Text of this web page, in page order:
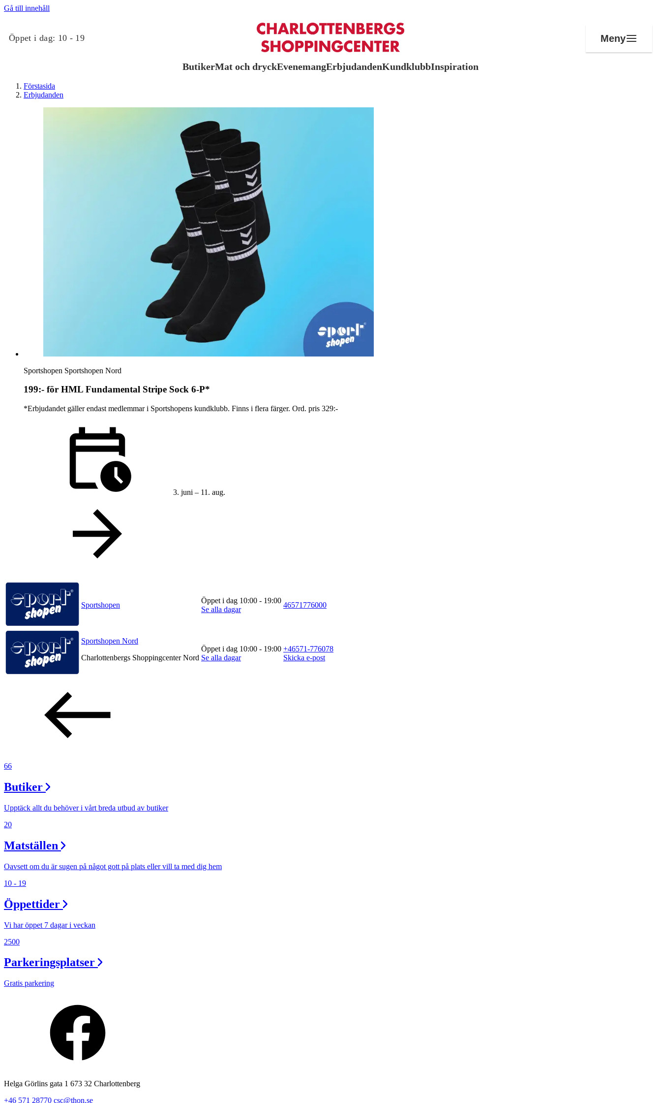
Gå till innehåll
Öppet i dag: 10 - 19 Meny
ButikerMat och dryckEvenemangErbjudandenKundklubbInspiration
Erbjudanden
Sök
Öppettider
Praktisk information
Lediga jobb
Presentkort
Förstasida
Erbjudanden
Sportshopen Sportshopen Nord
199:- för HML Fundamental Stripe Sock 6-P*
*Erbjudandet gäller endast medlemmar i Sportshopens kundklubb. Finns i flera färger. Ord. pris 329:-
3. juni – 11. aug.
Sportshopen
Öppet i dag 10:00 - 19:00
Se alla dagar
46571776000
Sportshopen Nord
Charlottenbergs Shoppingcenter Nord
Öppet i dag 10:00 - 19:00
Se alla dagar
+46571-776078
Skicka e-post
66
Butiker
Upptäck allt du behöver i vårt breda utbud av butiker
20
Matställen
Oavsett om du är sugen på något gott på plats eller vill ta med dig hem
10 - 19
Öppettider
Vi har öppet 7 dagar i veckan
2500
Parkeringsplatser
Gratis parkering
Helga Görlins gata 1 673 32 Charlottenberg
+46 571 28770 csc@thon.se